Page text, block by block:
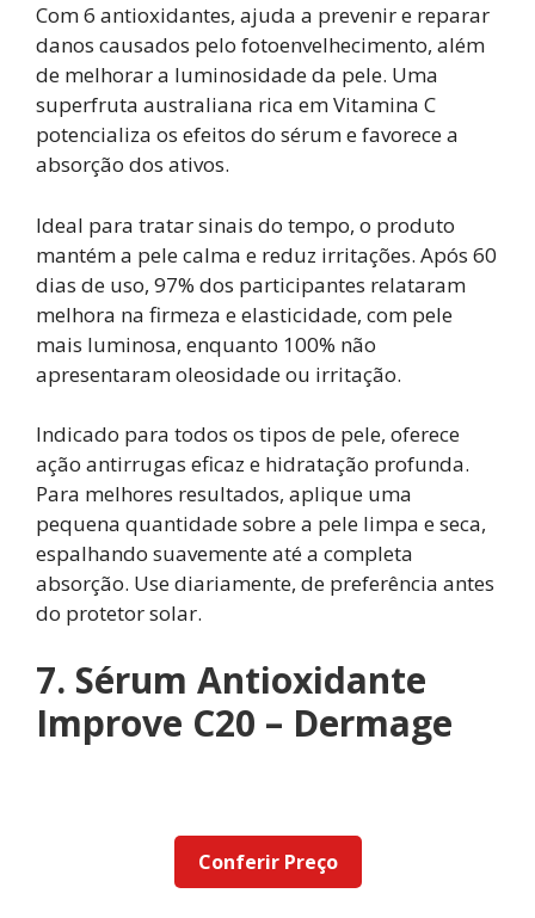
Com 6 antioxidantes, ajuda a prevenir e reparar
danos causados pelo fotoenvelhecimento, além
de melhorar a luminosidade da pele. Uma
superfruta australiana rica em Vitamina C
potencializa os efeitos do sérum e favorece a
absorção dos ativos.
Ideal para tratar sinais do tempo, o produto
mantém a pele calma e reduz irritações. Após 60
dias de uso, 97% dos participantes relataram
melhora na firmeza e elasticidade, com pele
mais luminosa, enquanto 100% não
apresentaram oleosidade ou irritação.
Indicado para todos os tipos de pele, oferece
ação antirrugas eficaz e hidratação profunda.
Para melhores resultados, aplique uma
pequena quantidade sobre a pele limpa e seca,
espalhando suavemente até a completa
absorção. Use diariamente, de preferência antes
do protetor solar.
7. Sérum Antioxidante
Improve C20 – Dermage
Conferir Preço